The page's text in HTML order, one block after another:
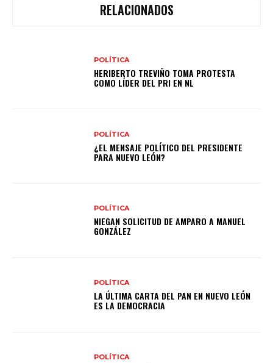
RELACIONADOS
POLÍTICA
HERIBERTO TREVIÑO TOMA PROTESTA
COMO LÍDER DEL PRI EN NL
POLÍTICA
¿EL MENSAJE POLÍTICO DEL PRESIDENTE
PARA NUEVO LEÓN?
POLÍTICA
NIEGAN SOLICITUD DE AMPARO A MANUEL
GONZÁLEZ
POLÍTICA
LA ÚLTIMA CARTA DEL PAN EN NUEVO LEÓN
ES LA DEMOCRACIA
POLÍTICA